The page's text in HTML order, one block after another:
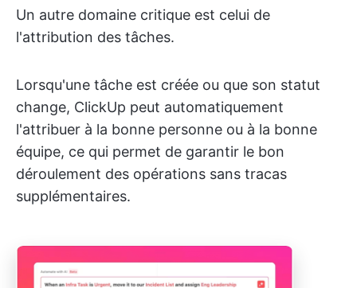
Un autre domaine critique est celui de
l'attribution des tâches.
Lorsqu'une tâche est créée ou que son statut
change, ClickUp peut automatiquement
l'attribuer à la bonne personne ou à la bonne
équipe, ce qui permet de garantir le bon
déroulement des opérations sans tracas
supplémentaires.